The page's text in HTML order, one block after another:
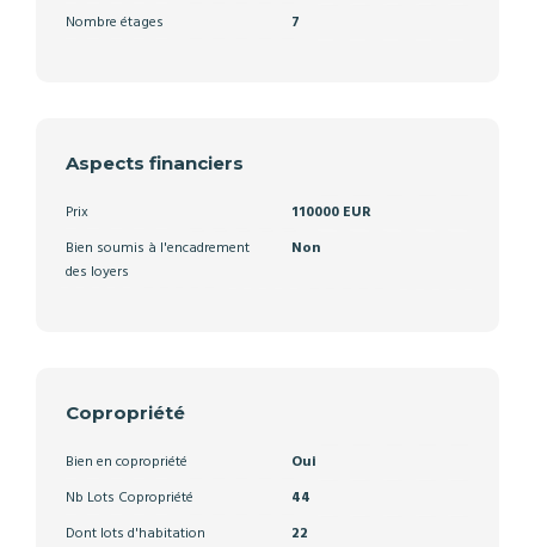
Nombre étages
7
Aspects financiers
Prix
110000 EUR
Bien soumis à l'encadrement
des loyers
Non
Copropriété
Bien en copropriété
Oui
Nb Lots Copropriété
44
Dont lots d'habitation
22